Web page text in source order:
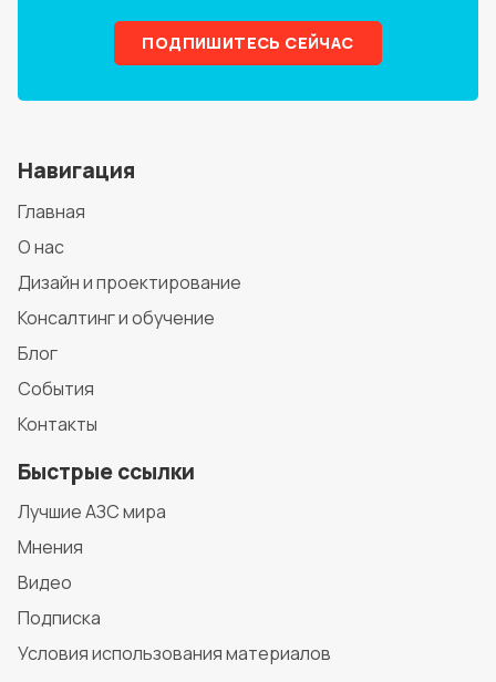
ПОДПИШИТЕСЬ СЕЙЧАС
Навигация
Главная
О нас
Дизайн и проектирование
Консалтинг и обучение
Блог
События
Контакты
Быстрые ссылки
Лучшие АЗС мира
Мнения
Видео
Подписка
Условия использования материалов